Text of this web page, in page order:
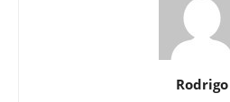
Rodrigo